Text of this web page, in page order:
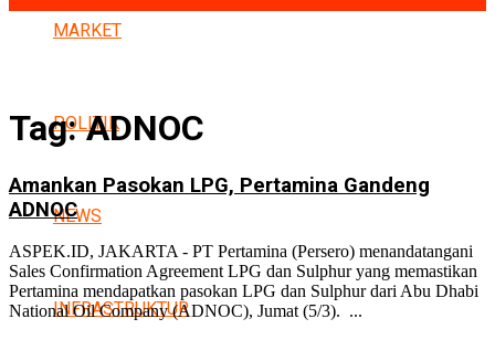
MARKET
POLITIK
NEWS
INFRASTRUKTUR
Tag:ADNOC
Amankan Pasokan LPG, Pertamina Gandeng
ADNOC
ASPEK.ID, JAKARTA - PT Pertamina (Persero) menandatangani
Sales Confirmation Agreement LPG dan Sulphur yang memastikan
Pertamina mendapatkan pasokan LPG dan Sulphur dari Abu Dhabi
National Oil Company (ADNOC), Jumat (5/3). ...